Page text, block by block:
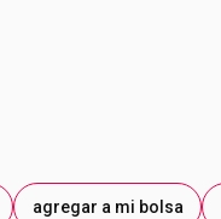
agregar a mi bolsa